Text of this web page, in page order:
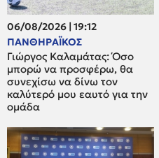
06/08/2026 | 19:12
ΠΑΝΘΗΡΑΪΚΟΣ
Γιώργος Καλαμάτας: Όσο
μπορώ να προσφέρω, θα
συνεχίσω να δίνω τον
καλύτερό μου εαυτό για την
ομάδα